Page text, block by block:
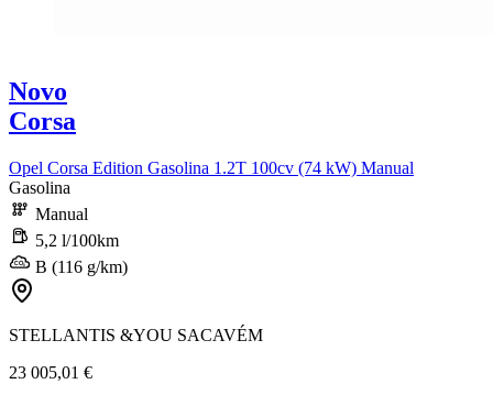
Novo
Corsa
Opel Corsa Edition Gasolina 1.2T 100cv (74 kW) Manual
Gasolina
Manual
5,2 l/100km
B (116 g/km)
STELLANTIS &YOU SACAVÉM
23 005,01 €